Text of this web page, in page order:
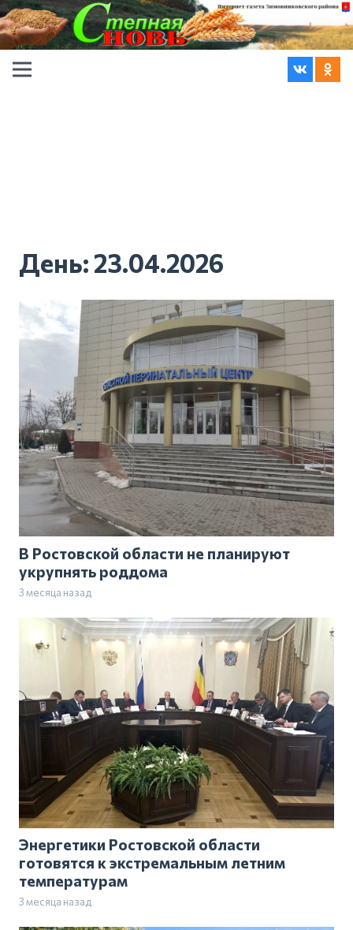
День: 23.04.2026
В Ростовской области не планируют
укрупнять роддома
3 месяца назад
Энергетики Ростовской области
готовятся к экстремальным летним
температурам
3 месяца назад